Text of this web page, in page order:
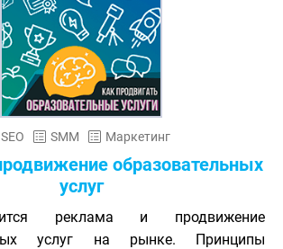
SEO SMM Маркетинг
образовательных
услуг
реклама и продвижение
услуг на рынке. Принципы